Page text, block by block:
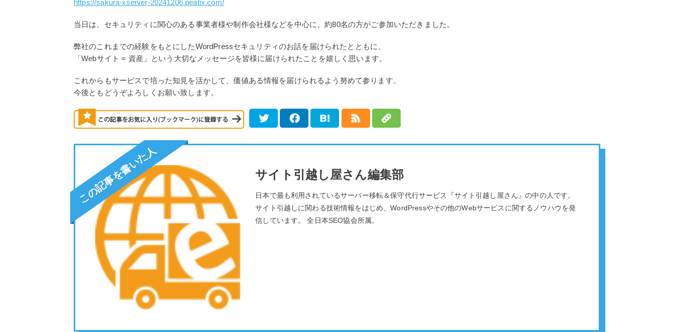
https://sakura-xserver-20241206.peatix.com/
当日は、セキュリティに関心のある事業者様や制作会社様などを中心に、約80名の方がご参加いただきました。
弊社のこれまでの経験をもとにしたWordPressセキュリティのお話を届けられたとともに、
「Webサイト = 資産」という大切なメッセージを皆様に届けられたことを嬉しく思います。
これからもサービスで培った知見を活かして、価値ある情報を届けられるよう努めて参ります。
今後ともどうぞよろしくお願い致します。
この記事を書いた人 サイト引越し屋さん編集部
日本で最も利用されているサーバー移転＆保守代行サービス『サイト引越し屋さん』の中の人です。
サイト引越しに関わる技術情報をはじめ、WordPressやその他のWebサービスに関するノウハウを発
信しています。 全日本SEO協会所属。